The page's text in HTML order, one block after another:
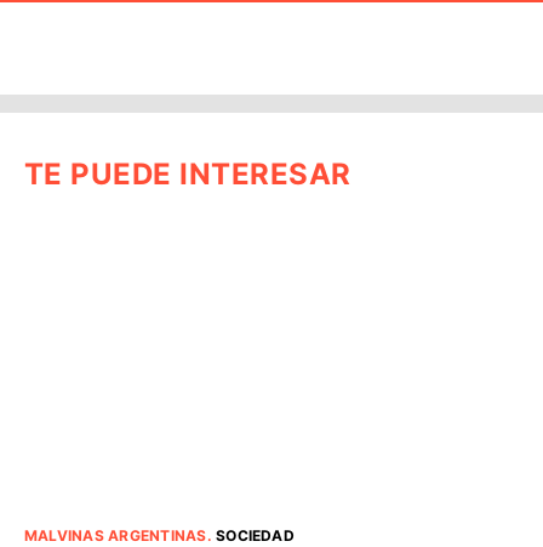
TE PUEDE INTERESAR
MALVINAS ARGENTINAS.SOCIEDAD